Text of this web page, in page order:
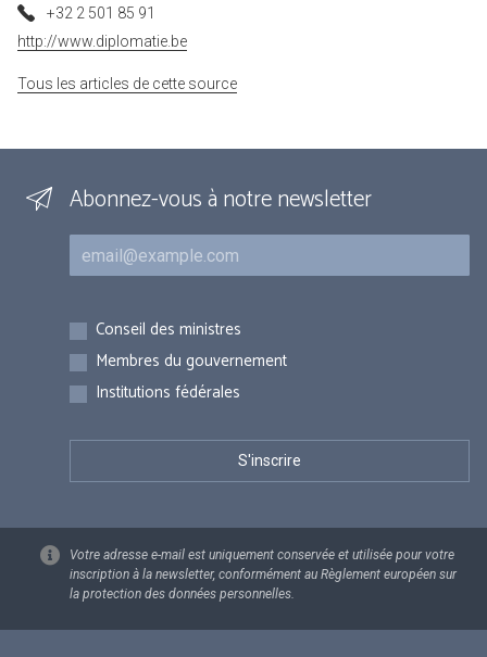
+32 2 501 85 91
http://www.diplomatie.be
Tous les articles de cette source
Abonnez-vous à notre newsletter
Courriel
Inscriptions
Conseil des ministres
Membres du gouvernement
Institutions fédérales
Votre adresse e-mail est uniquement conservée et utilisée pour votre
inscription à la newsletter, conformément au Règlement européen sur
la protection des données personnelles.